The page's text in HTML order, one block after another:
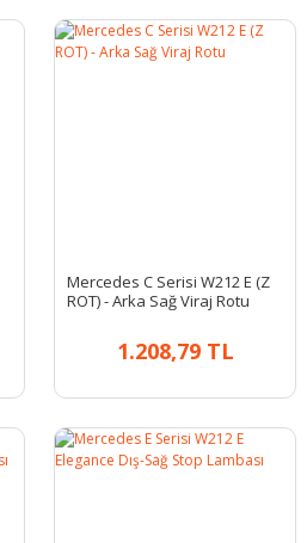
Mercedes C Serisi W212 E (Z
ROT) - Arka Sağ Viraj Rotu
1.208,79 TL